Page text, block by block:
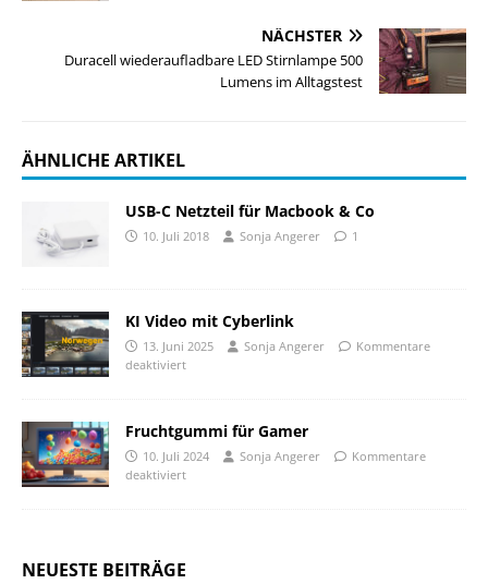
NÄCHSTER
Duracell wiederaufladbare LED Stirnlampe 500
Lumens im Alltagstest
ÄHNLICHE ARTIKEL
USB-C Netzteil für Macbook & Co
10. Juli 2018 Sonja Angerer 1
KI Video mit Cyberlink
13. Juni 2025 Sonja Angerer
Kommentare
deaktiviert
Fruchtgummi für Gamer
10. Juli 2024 Sonja Angerer
Kommentare
deaktiviert
NEUESTE BEITRÄGE